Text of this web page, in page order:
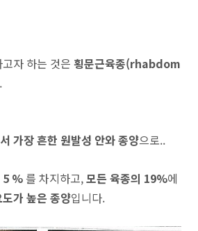
자 하는 것은 횡문근육종(rhabdom
가장 흔한 원발성 안와 종양으로..
5 % 를 차지하고,모든 육종의 19%에
가 높은 종양입니다.